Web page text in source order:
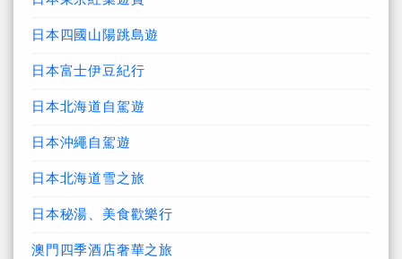
日本四國山陽跳島遊
日本富士伊豆紀行
日本北海道自駕遊
日本沖繩自駕遊
日本北海道雪之旅
日本秘湯、美食歡樂行
澳門四季酒店奢華之旅